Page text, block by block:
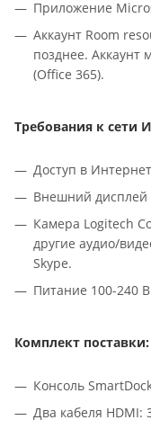
Приложение
Аккаунт Room
позднее. Аккаунт
(Office 365).
Требования к сети
Доступ в
Внешний дисплей
Камера Logitech
другие аудио/
Skype.
Питание 100-240
Комплект поставки:
Консоль
Два кабеля HDMI: